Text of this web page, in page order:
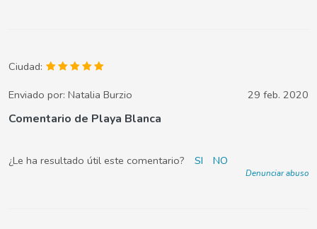
Ciudad:
Enviado por: Natalia Burzio 29 feb. 2020
Comentario de Playa Blanca
¿Le ha resultado útil este comentario? SI NO
Denunciar abuso